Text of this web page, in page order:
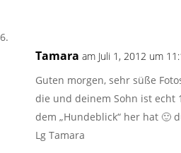
Tamara am Juli 1, 2012 um
Guten morgen, sehr süße
die und deinem Sohn ist echt
dem „Hundeblick“ her hat 🙂
Lg Tamara